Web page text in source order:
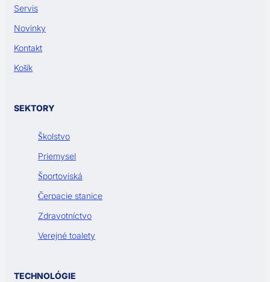
Servis
Novinky
Kontakt
Košík
SEKTORY
Školstvo
Priemysel
Športoviská
Čerpacie stanice
Zdravotníctvo
Verejné toalety
TECHNOLÓGIE